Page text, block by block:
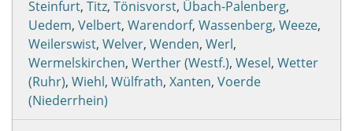
Steinfurt, Titz, Tönisvorst, Übach-Palenberg,
Uedem, Velbert, Warendorf, Wassenberg, Weeze,
Weilerswist, Welver, Wenden, Werl,
Wermelskirchen, Werther (Westf.), Wesel, Wetter
(Ruhr), Wiehl, Wülfrath, Xanten, Voerde
(Niederrhein)